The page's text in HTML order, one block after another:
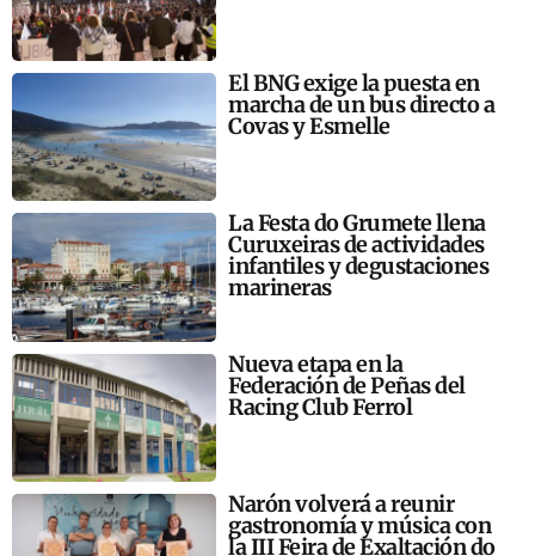
El BNG exige la puesta en
marcha de un bus directo a
Covas y Esmelle
La Festa do Grumete llena
Curuxeiras de actividades
infantiles y degustaciones
marineras
Nueva etapa en la
Federación de Peñas del
Racing Club Ferrol
Narón volverá a reunir
gastronomía y música con
la III Feira de Exaltación do